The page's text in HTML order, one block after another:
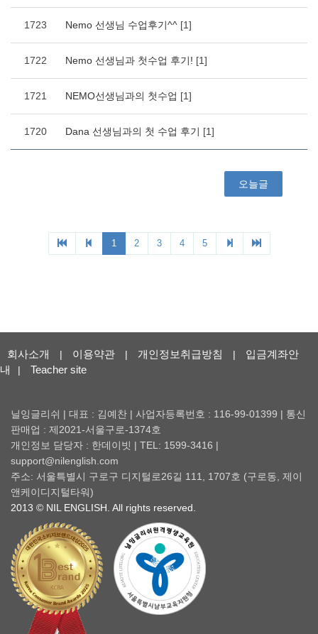
회사소개 | 이용약관 | 개인정보취급방침 |
입금계좌안
내
| Teacher site
닐잉글리쉬 | 대표 : 김예찬 | 사업자등록번호 : 116-99-01399 | 통신
판매업 : 제2021-서울구로-1374호
개인정보 담당자 : 한데이빗 | TEL: 1599-3416 |
support@nilenglish.com
주소: 서울특별시 구로구 디지털로26길 111, 1707호 (구로동, 제이
앤케이디지털타워)
2013 © NIL ENGLISH. All rights reserved.